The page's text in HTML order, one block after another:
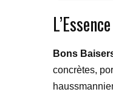
Bons
concrètes,